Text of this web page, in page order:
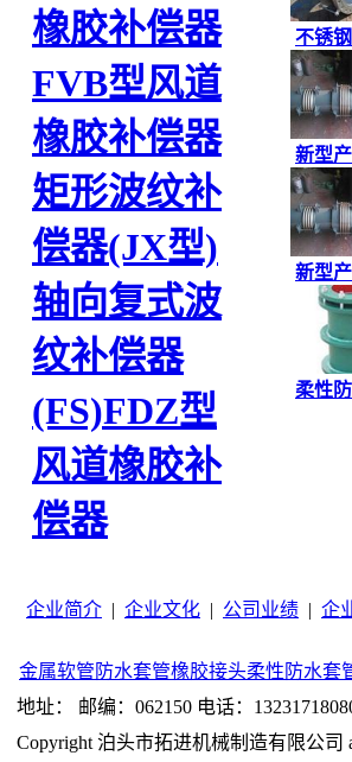
橡胶补偿器
FVB型风道
橡胶补偿器
矩形波纹补
偿器(JX型)
轴向复式波
纹补偿器
(FS)FDZ型
风道橡胶补
偿器
不锈
新型
新型
柔性
企业简介 | 企业文化 | 公司业绩 | 企
金属软管 防水套管橡胶接头柔性防水套
地址： 邮编：062150 电话：
Copyright 泊头市拓进机械制造有限公司